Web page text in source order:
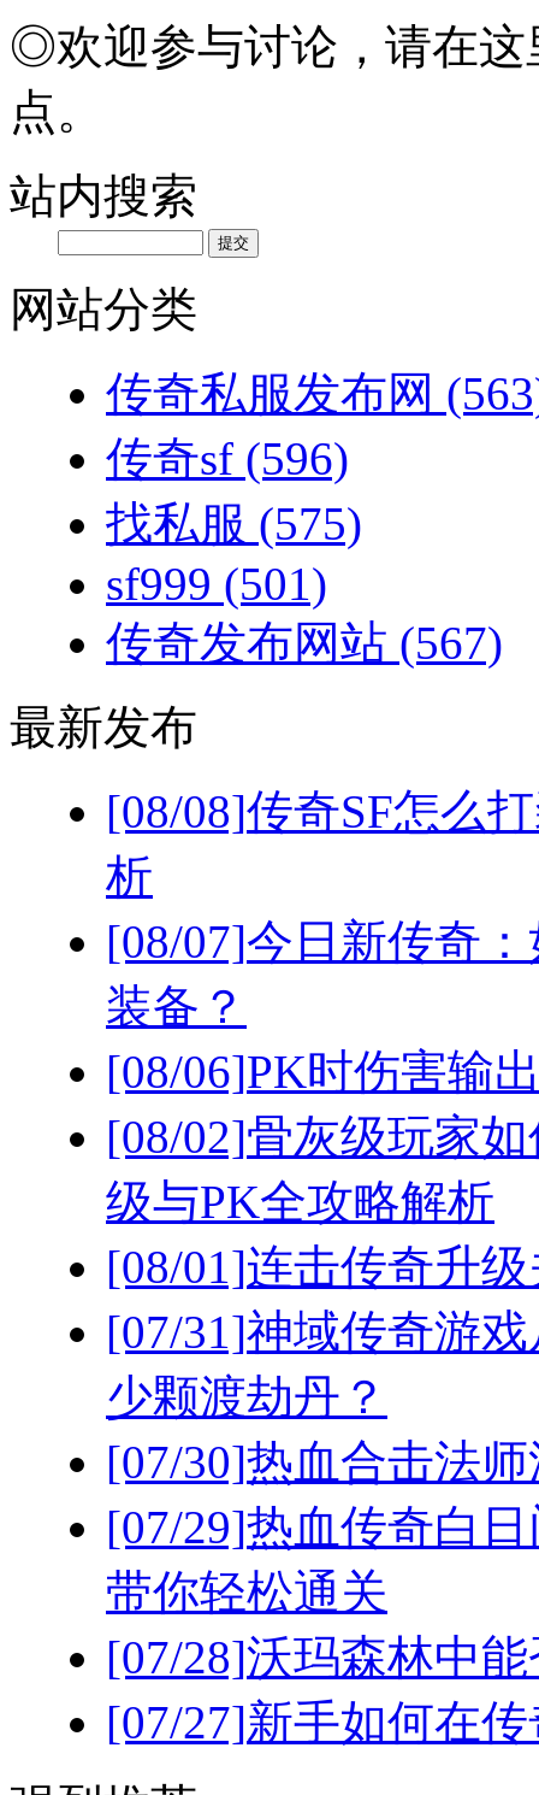
◎欢迎参与讨论，请在这
点。
站内搜索
网站分类
传奇私服发布网
传奇sf (596)
找私服 (575)
sf999 (501)
传奇发布网站 (567)
最新发布
[08/08]传奇SF怎么
析
[08/07]今日新传奇
装备？
[08/06]PK时伤害输
[08/02]骨灰级玩家
级与PK全攻略解析
[08/01]连击传奇升
[07/31]神域传奇游
少颗渡劫丹？
[07/30]热血合击法
[07/29]热血传奇白
带你轻松通关
[07/28]沃玛森林中
[07/27]新手如何在